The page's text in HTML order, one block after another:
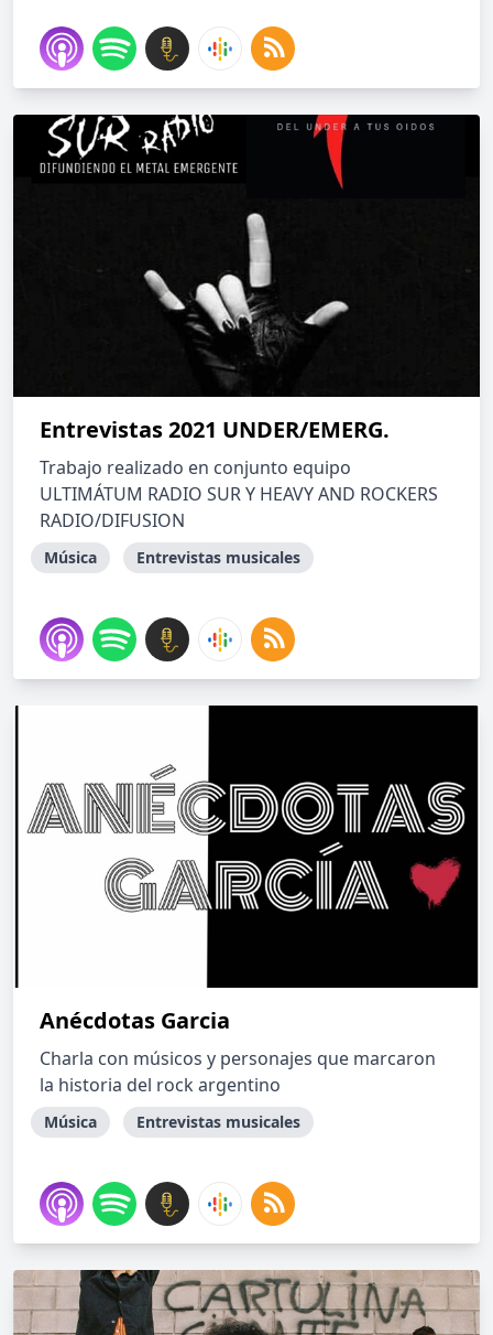
Entrevistas 2021 UNDER/EMERG.
Trabajo realizado en conjunto equipo
ULTIMÁTUM RADIO SUR Y HEAVY AND ROCKERS
RADIO/DIFUSION
Música Entrevistas musicales
Anécdotas Garcia
Charla con músicos y personajes que marcaron
la historia del rock argentino
Música Entrevistas musicales